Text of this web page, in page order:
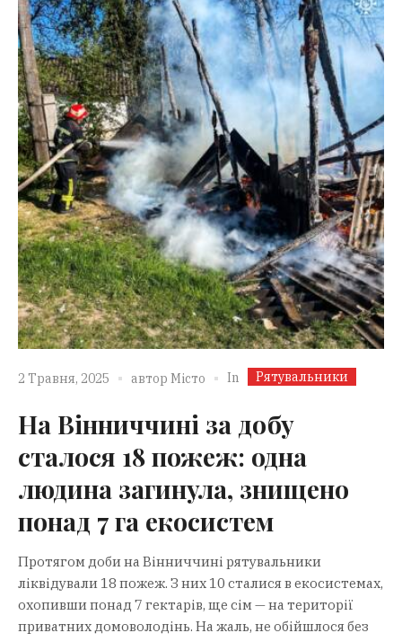
2 Травня, 2025 автор Місто In Рятувальники
На Вінниччині за добу
сталося 18 пожеж: одна
людина загинула, знищено
понад 7 га екосистем
Протягом доби на Вінниччині рятувальники
ліквідували 18 пожеж. З них 10 сталися в екосистемах,
охопивши понад 7 гектарів, ще сім — на території
приватних домоволодінь. На жаль, не обійшлося без